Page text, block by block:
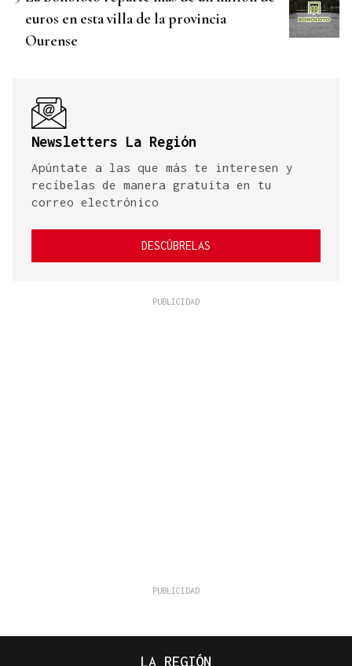
euros en esta villa de la provincia
Ourense
Newsletters La Región
Apúntate a las que más te interesen y
recíbelas de manera gratuita en tu
correo electrónico
DESCÚBRELAS
LA REGIÓN